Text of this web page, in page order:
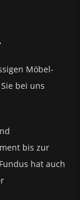
Möbel-
bei uns
bis zur
hat auch